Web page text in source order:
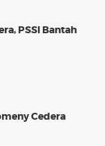
PSSI Bantah
Cedera